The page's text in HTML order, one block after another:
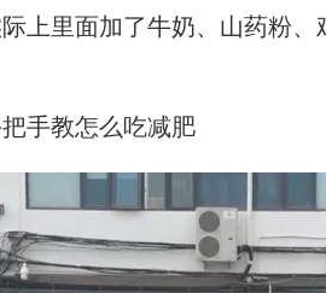
上里面加了牛奶、山药粉
手教怎么吃减肥